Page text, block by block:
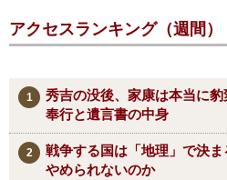
アクセスランキング（週間）
秀吉の没後、家康は本当に
奉行と遺言書の中身
戦争する国は「地理」で決
やめられないのか